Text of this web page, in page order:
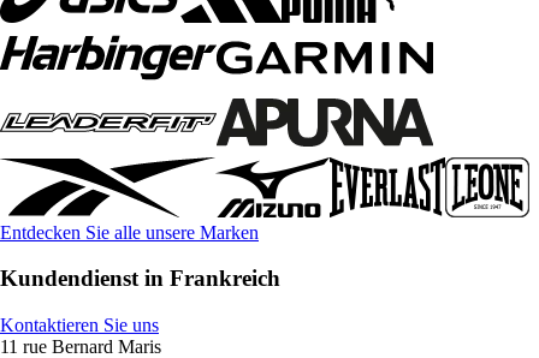
Entdecken Sie alle unsere Marken
Kundendienst in Frankreich
Kontaktieren Sie uns
11 rue Bernard Maris